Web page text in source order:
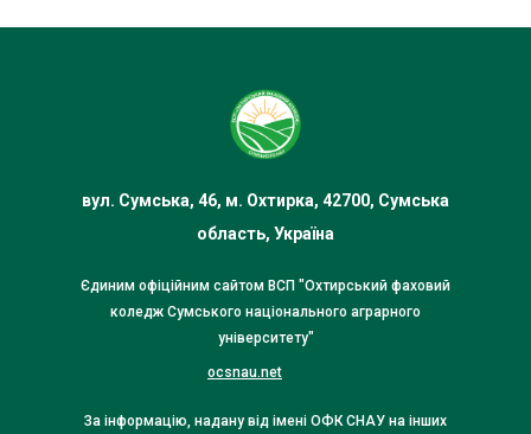
вул. Сумська, 46, м. Охтирка, 42700, Сумська
область, Україна
Єдиним офіційним сайтом ВСП "Охтирський фаховий
коледж Сумського національного аграрного
університету"
ocsnau.net
За інформацію, надану від імені ОФК СНАУ на інших